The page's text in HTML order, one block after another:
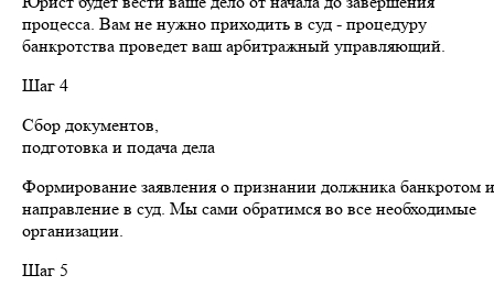
процесса. Вам не нужно приходить в суд - процедуру
банкротства проведет ваш арбитражный управляющий.
Шаг 4
Сбор документов,
подготовка и подача дела
Формирование заявления о признании должника банкротом и
направление в суд. Мы сами обратимся во все необходимые
организации.
Шаг 5